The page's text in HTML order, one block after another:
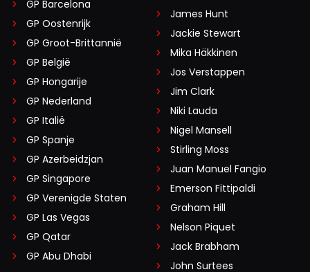
GP Barcelona
GP Oostenrijk
GP Groot-Brittannië
GP België
GP Hongarije
GP Nederland
GP Italië
GP Spanje
GP Azerbeidzjan
GP Singapore
GP Verenigde Staten
GP Las Vegas
GP Qatar
GP Abu Dhabi
James Hunt
Jackie Stewart
Mika Häkkinen
Jos Verstappen
Jim Clark
Niki Lauda
Nigel Mansell
Stirling Moss
Juan Manuel Fangio
Emerson Fittipaldi
Graham Hill
Nelson Piquet
Jack Brabham
John Surtees